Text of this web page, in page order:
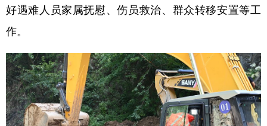
好遇难人员家属抚慰、伤员救治、群众转移安置等工
作。